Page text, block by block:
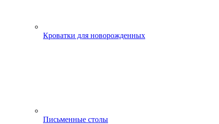
Кроватки для новорожденных
Письменные столы